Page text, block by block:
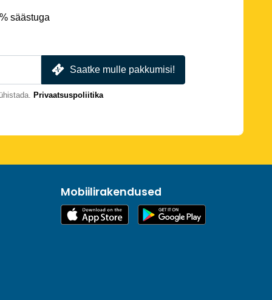
säästuga
Saatke mulle pakkumisi!
Privaatsuspoliitika
Mobiilirakendused